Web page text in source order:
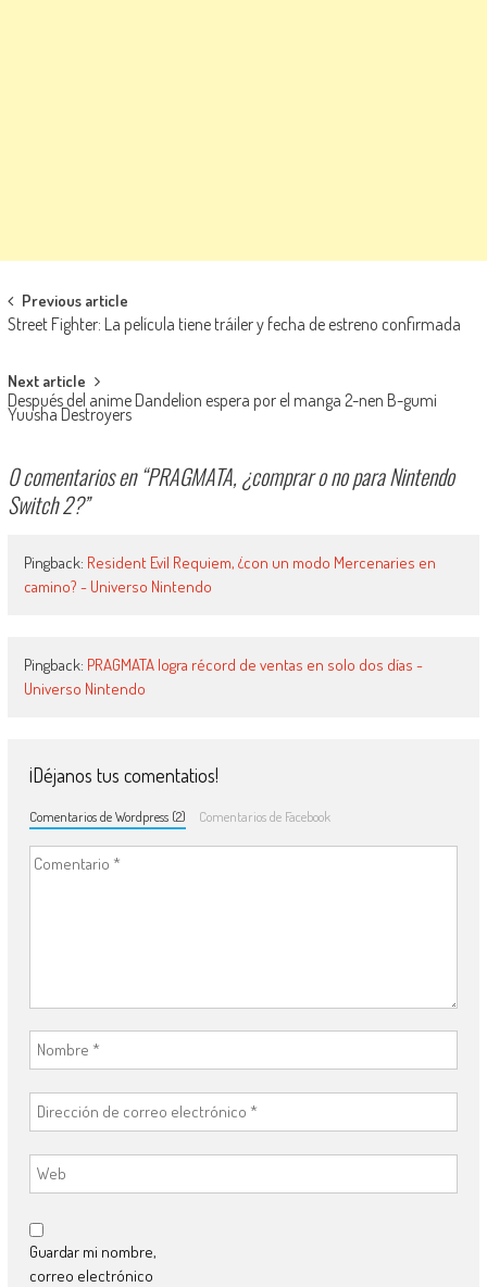
Navegación de entradas
Previous article
Street Fighter: La película tiene tráiler y fecha de estreno confirmada
Next article
Después del anime Dandelion espera por el manga 2-nen B-gumi
Yuusha Destroyers
0 comentarios en “PRAGMATA, ¿comprar o no para Nintendo
Switch 2?”
Pingback: Resident Evil Requiem, ¿con un modo Mercenaries en
camino? - Universo Nintendo
Pingback: PRAGMATA logra récord de ventas en solo dos días -
Universo Nintendo
¡Déjanos tus comentatios!
Comentarios de Wordpress (2) Comentarios de Facebook
Guardar mi nombre,
correo electrónico